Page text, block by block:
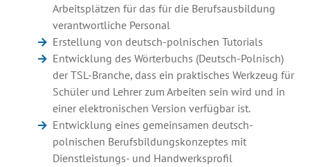
Arbeitsplätzen für das für die Berufsausbildung
verantwortliche Personal
Erstellung von deutsch-polnischen Tutorials
Entwicklung des Wörterbuchs (Deutsch-Polnisch)
der TSL-Branche, dass ein praktisches Werkzeug für
Schüler und Lehrer zum Arbeiten sein wird und in
einer elektronischen Version verfügbar ist.
Entwicklung eines gemeinsamen deutsch-
polnischen Berufsbildungskonzeptes mit
Dienstleistungs- und Handwerksprofil